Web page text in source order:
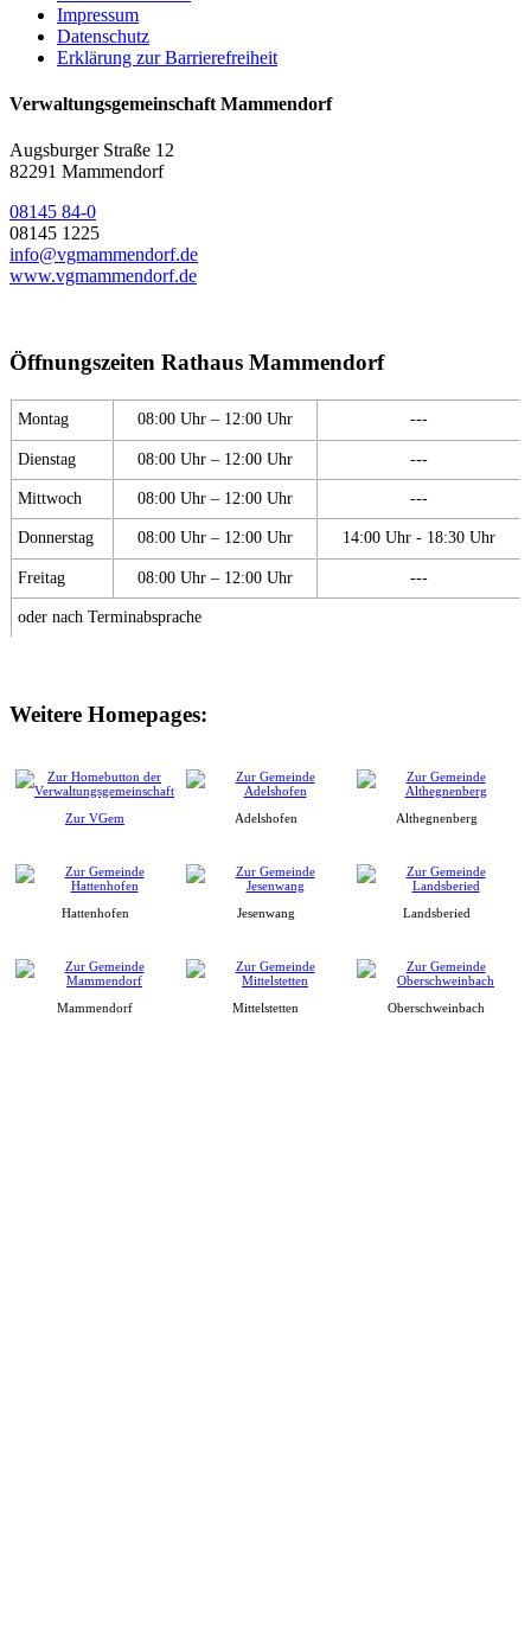
Impressum
Datenschutz
Erklärung zur Barrierefreiheit
Verwaltungsgemeinschaft Mammendorf
Augsburger Straße 12
82291 Mammendorf
08145 84-0
08145 1225
info@vgmammendorf.de
www.vgmammendorf.de
Öffnungszeiten Rathaus Mammendorf
Montag 08:00 Uhr – 12:00 Uhr ---
Dienstag 08:00 Uhr – 12:00 Uhr ---
Mittwoch 08:00 Uhr – 12:00 Uhr ---
Donnerstag 08:00 Uhr – 12:00 Uhr 14:00 Uhr - 18:30 Uhr
Freitag 08:00 Uhr – 12:00 Uhr ---
oder nach Terminabsprache
Weitere Homepages:
Zur VGem Adelshofen Althegnenberg
Hattenhofen Jesenwang Landsberied
Mammendorf Mittelstetten Oberschweinbach